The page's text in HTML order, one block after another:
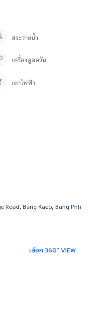
คอนโดมือสอง #บ้านมือสอง #ลุมพิ
สระว่ายน้ำ
เครื่องดูดควัน
เตาไฟฟ้า
Road, Bang Kaeo, Bang Phli
เลือก 360° VIEW